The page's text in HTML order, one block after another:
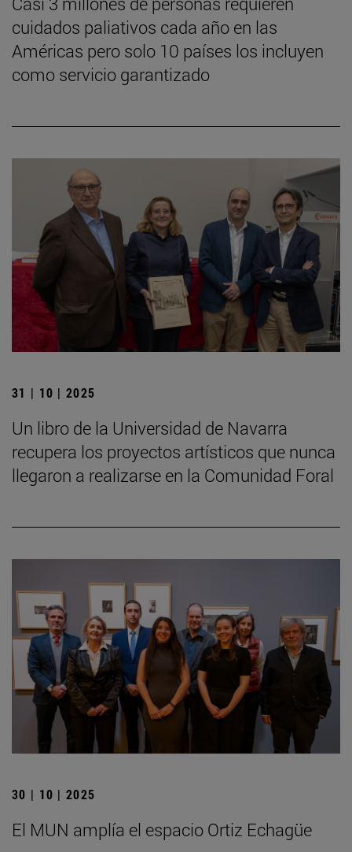
cuidados paliativos cada año en las
Américas pero solo 10 países los incluyen
como servicio garantizado
31 | 10 | 2025
Un libro de la Universidad de Navarra
recupera los proyectos artísticos que nunca
llegaron a realizarse en la Comunidad Foral
30 | 10 | 2025
El MUN amplía el espacio Ortiz Echagüe